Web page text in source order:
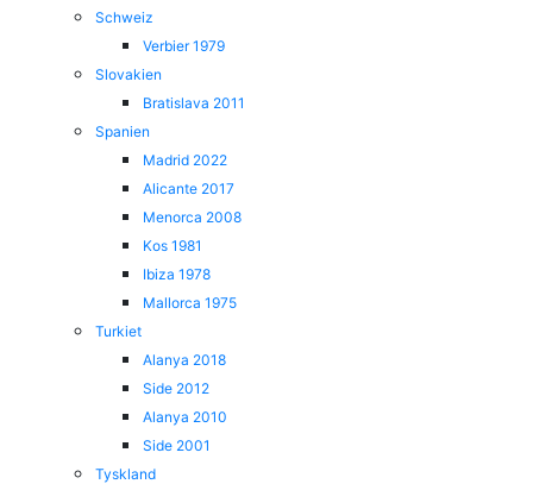
Schweiz
Verbier 1979
Slovakien
Bratislava 2011
Spanien
Madrid 2022
Alicante 2017
Menorca 2008
Kos 1981
Ibiza 1978
Mallorca 1975
Turkiet
Alanya 2018
Side 2012
Alanya 2010
Side 2001
Tyskland